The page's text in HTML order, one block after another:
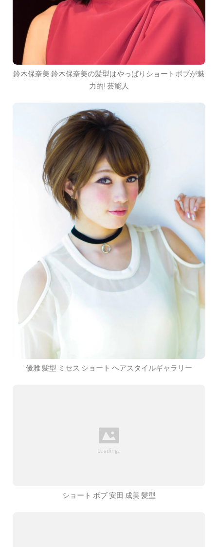
鈴木保奈美 鈴木保奈美の髪型はやっぱりショートボブが魅
力的! 芸能人
優雅 髪型 ミセス ショート ヘアスタイルギャラリー
ショート ボブ 安田 成美 髪型